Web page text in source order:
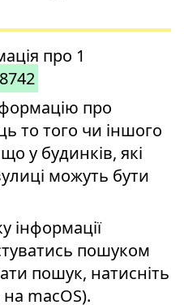
про 1
про
то того чи іншого
у будинків, які
можуть бути
інформації
пошуком
пошук, натисніть
на macOS).